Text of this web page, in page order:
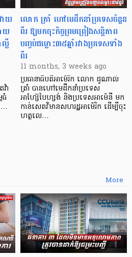
ាយ
យ
លឺ
ា
ធំ
…
លោក ត្រាំ ហៅមេដឹកនាំប្រទេសចំនួន
ពីរ ឱ្យមកចុះកិច្ចព្រមព្រៀងសន្តិភាព
បញ្ចប់ជម្លោះ៣៥ឆ្នាំរវាងប្រទេសទាំង
ពីរ
11 months, 3 weeks ago
ប្រធានាធិបតីអាម៉េរិក លោក ដូណាល់
ត្រាំ បានហៅមេដឹកនាំប្រទេស
អាហ្ស៊ែបៃហ្សង់ និងប្រទេសអាម៉េនី មក
កាន់សេតវិមានសហរដ្ឋអាម៉េរិក ដើម្បីចុះ
ហត្ថលេ…
More